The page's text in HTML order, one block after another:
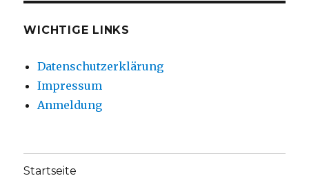
WICHTIGE LINKS
Datenschutzerklärung
Impressum
Anmeldung
Startseite